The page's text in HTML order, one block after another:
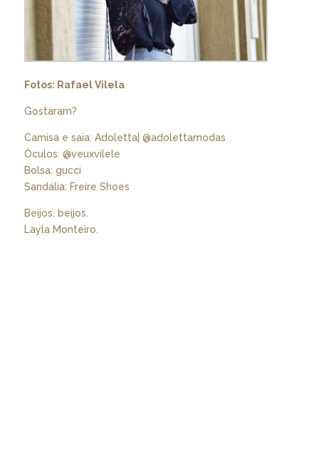
Fotos: Rafael Vilela
Gostaram?
Camisa e saia: Adoletta| @adolettamodas
Óculos: @veuxvilele
Bolsa: gucci
Sandália: Freire Shoes
Beijos, beijos.
Layla Monteiro.